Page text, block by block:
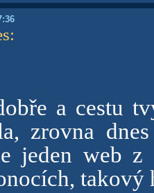
:
a cestu
zrovna
jeden web z
takový